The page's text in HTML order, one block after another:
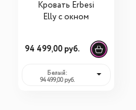
Кровать Erbesi
Elly с окном
94 499,00 руб.
Белый:
94 499,00 руб.